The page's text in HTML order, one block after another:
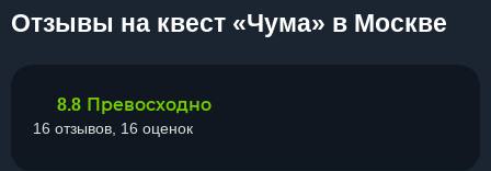
Отзывы на квест «Чума» в Москве
8.8 Превосходно
16 отзывов, 16 оценок